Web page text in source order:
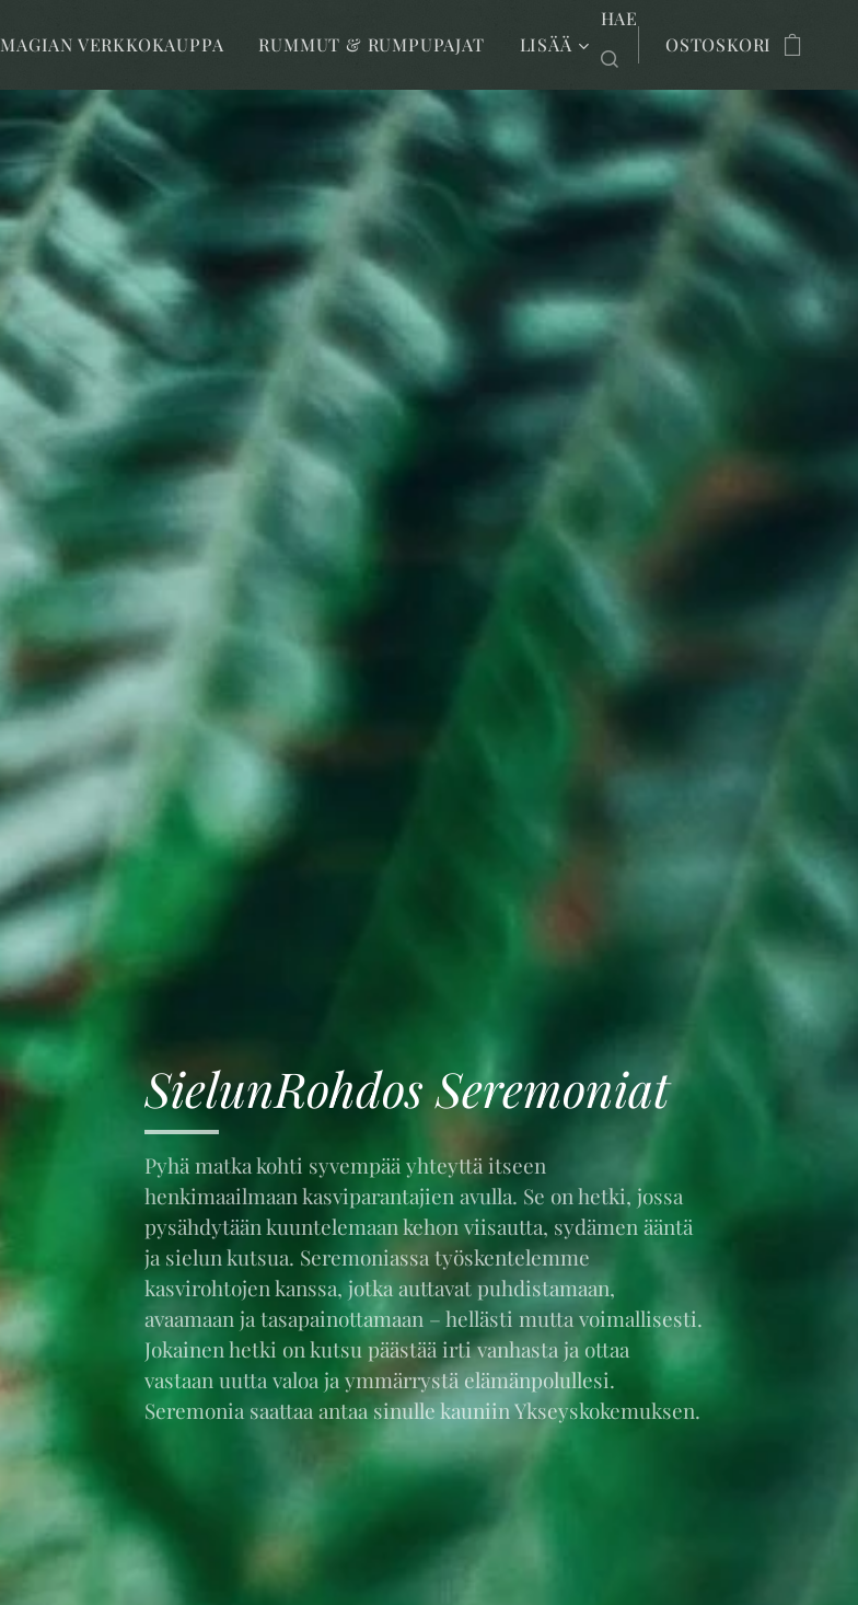
MAGIAN VERKKOKAUPPA RUMMUT & RUMPUPAJAT LISÄÄ
HAE
OSTOSKORI
SielunRohdos Seremoniat
Pyhä matka kohti syvempää yhteyttä itseen
henkimaailmaan kasviparantajien avulla. Se on hetki, jossa
pysähdytään kuuntelemaan kehon viisautta, sydämen ääntä
ja sielun kutsua. Seremoniassa työskentelemme
kasvirohtojen kanssa, jotka auttavat puhdistamaan,
avaamaan ja tasapainottamaan – hellästi mutta voimallisesti.
Jokainen hetki on kutsu päästää irti vanhasta ja ottaa
vastaan uutta valoa ja ymmärrystä elämänpolullesi.
Seremonia saattaa antaa sinulle kauniin Ykseyskokemuksen.